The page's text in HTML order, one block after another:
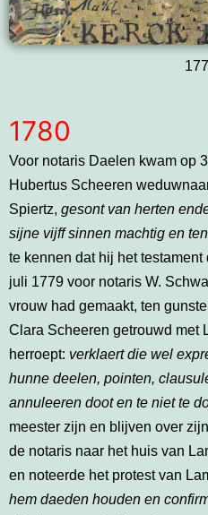
1780
Voor notaris Daelen kwam op
Hubertus Scheeren
Spiertz, gesont van herten
sijne vijff sinnen machtig en
te kennen dat hij het
juli 1779 voor notaris W.
vrouw had gemaakt, ten
Clara Scheeren getrouwd met
herroept: verklaert die wel
hunne deelen, pointen,
annuleeren doot en te niet te
meester zijn en blijven over
de notaris naar het huis van
en noteerde het protest van
hem daeden houden en